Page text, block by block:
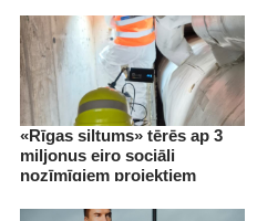
«Rīgas siltums» tērēs ap 3
miljonus eiro sociāli
nozīmīgiem projektiem